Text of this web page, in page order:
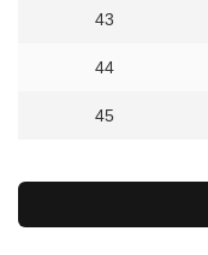
43
44
45